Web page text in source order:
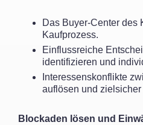
Das Buyer-Center des
Kaufprozess.
Einflussreiche
identifizieren und
Interessenskonflikte
auflösen und
Blockaden lösen und